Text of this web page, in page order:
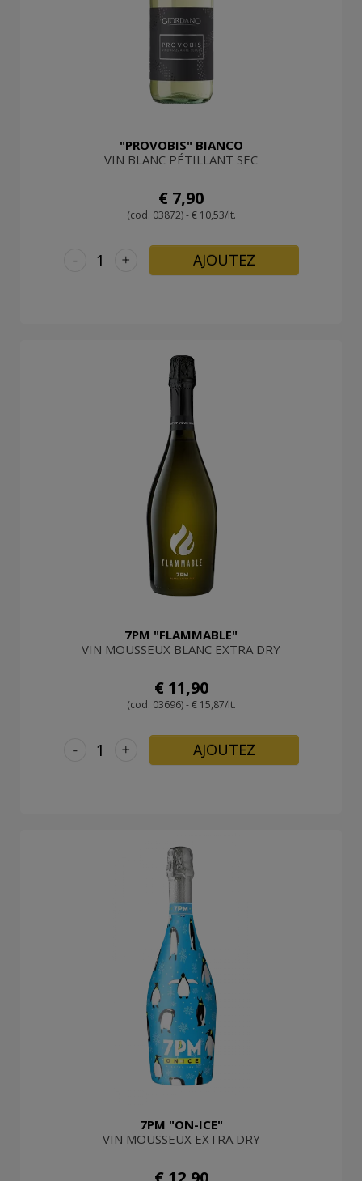
"PROVOBIS" BIANCO
VIN BLANC PÉTILLANT SEC
€ 7,90
(cod. 03872) - € 10,53/lt.
+
- AJOUTEZ
7PM "FLAMMABLE"
VIN MOUSSEUX BLANC EXTRA DRY
€ 11,90
(cod. 03696) - € 15,87/lt.
+
- AJOUTEZ
7PM "ON-ICE"
VIN MOUSSEUX EXTRA DRY